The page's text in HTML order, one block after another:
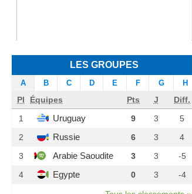
LES GROUPES
A B C D E F G H
Pl Équipes Pts J
Diff.
1
Uruguay 9 3
5
2
Russie 6 3
4
3
Arabie Saoudite 3 3
-5
4
Egypte 0 3 -4